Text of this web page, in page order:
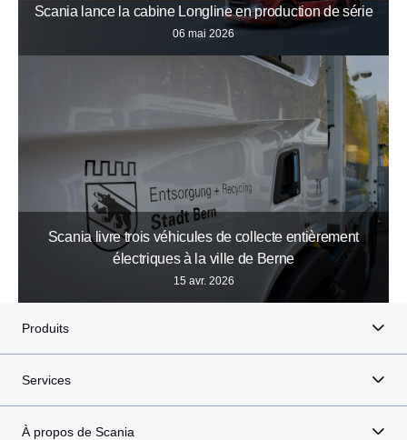
Scania lance la cabine Longline en production de série
06 mai 2026
Scania livre trois véhicules de collecte entièrement
électriques à la ville de Berne
15 avr. 2026
Produits
Services
À propos de Scania